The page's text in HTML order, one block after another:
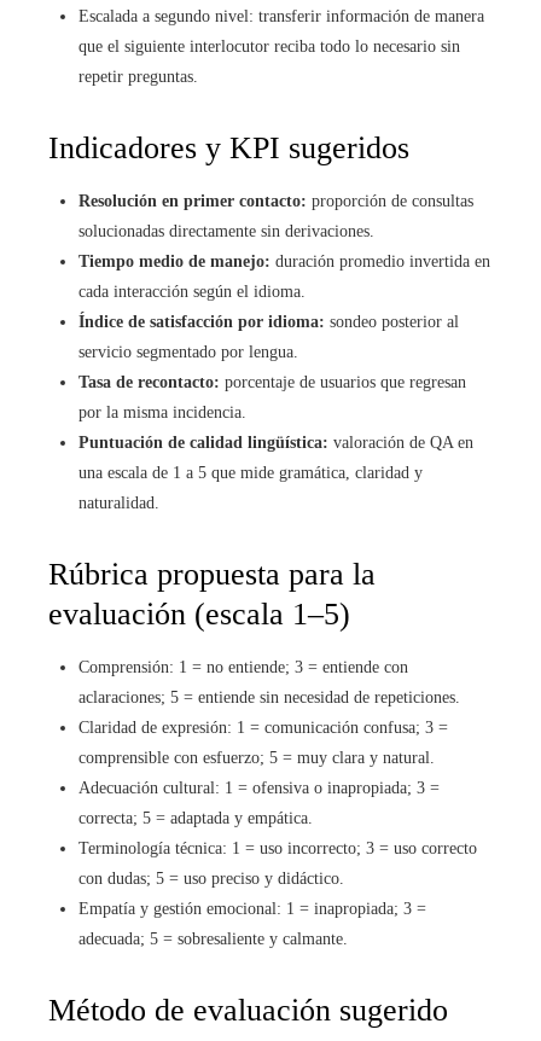
Escalada a segundo nivel: transferir información de manera
que el siguiente interlocutor reciba todo lo necesario sin
repetir preguntas.
Indicadores y KPI sugeridos
Resolución en primer contacto: proporción de consultas
solucionadas directamente sin derivaciones.
Tiempo medio de manejo: duración promedio invertida en
cada interacción según el idioma.
Índice de satisfacción por idioma: sondeo posterior al
servicio segmentado por lengua.
Tasa de recontacto: porcentaje de usuarios que regresan
por la misma incidencia.
Puntuación de calidad lingüística: valoración de QA en
una escala de 1 a 5 que mide gramática, claridad y
naturalidad.
Rúbrica propuesta para la
evaluación (escala 1–5)
Comprensión: 1 = no entiende; 3 = entiende con
aclaraciones; 5 = entiende sin necesidad de repeticiones.
Claridad de expresión: 1 = comunicación confusa; 3 =
comprensible con esfuerzo; 5 = muy clara y natural.
Adecuación cultural: 1 = ofensiva o inapropiada; 3 =
correcta; 5 = adaptada y empática.
Terminología técnica: 1 = uso incorrecto; 3 = uso correcto
con dudas; 5 = uso preciso y didáctico.
Empatía y gestión emocional: 1 = inapropiada; 3 =
adecuada; 5 = sobresaliente y calmante.
Método de evaluación sugerido